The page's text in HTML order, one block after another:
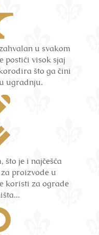
u svakom
postići visok sjaj
što ga čini
ugradnju.
što je i najčešća
proizvode u
koristi za ograde